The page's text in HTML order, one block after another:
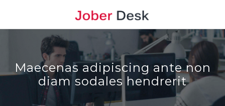
Maecenas adipiscing ante non
diam sodales hendrerit